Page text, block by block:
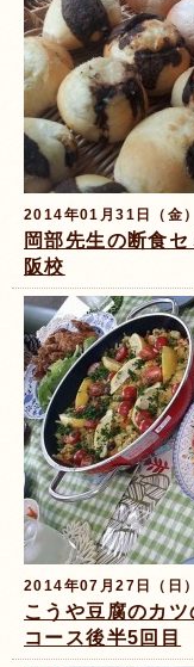
2014年01月31日（金
岡部先生の断食
阪校
2014年07月27日（日
こうや豆腐のカ
コース後半5回目